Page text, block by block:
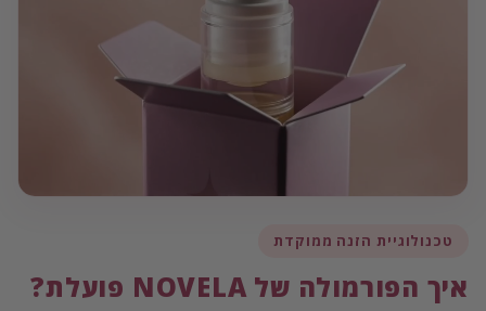
טכנולוגיית הזנה ממוקדת
איך הפורמולה של NOVELA פועלת?